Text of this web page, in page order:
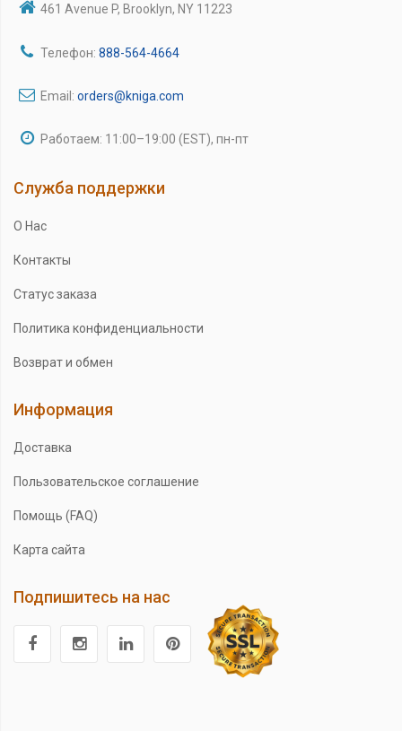
461 Avenue P, Brooklyn, NY 11223
Телефон: 888-564-4664
Email: orders@kniga.com
Работаем: 11:00–19:00 (EST), пн-пт
Служба поддержки
О Нас
Контакты
Статус заказа
Политика конфиденциальности
Возврат и обмен
Информация
Доставка
Пользовательское соглашение
Помощь (FAQ)
Карта сайта
Подпишитесь на нас